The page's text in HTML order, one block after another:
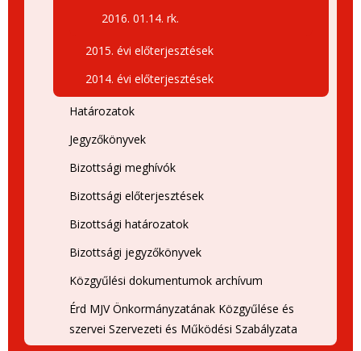
2016. 01.14. rk.
2015. évi előterjesztések
2014. évi előterjesztések
Határozatok
Jegyzőkönyvek
Bizottsági meghívók
Bizottsági előterjesztések
Bizottsági határozatok
Bizottsági jegyzőkönyvek
Közgyűlési dokumentumok archívum
Érd MJV Önkormányzatának Közgyűlése és
szervei Szervezeti és Működési Szabályzata